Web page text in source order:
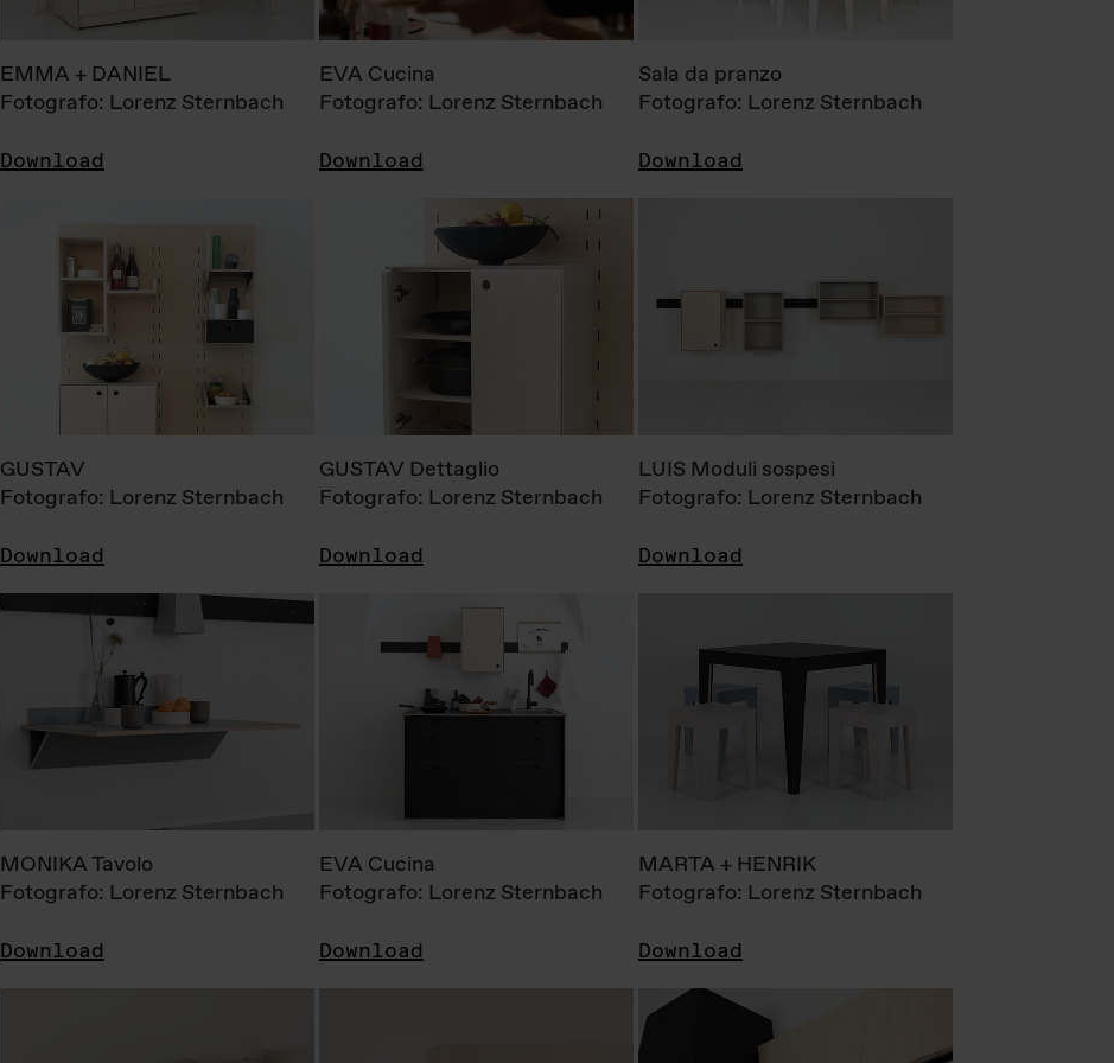
EMMA + DANIEL
Fotografo: Lorenz Sternbach
Download
EVA Cucina
Fotografo: Lorenz Sternbach
Download
Sala da pranzo
Fotografo: Lorenz Sternbach
Download
GUSTAV
Fotografo: Lorenz Sternbach
Download
GUSTAV Dettaglio
Fotografo: Lorenz Sternbach
Download
LUIS Moduli sospesi
Fotografo: Lorenz Sternbach
Download
MONIKA Tavolo
Fotografo: Lorenz Sternbach
Download
EVA Cucina
Fotografo: Lorenz Sternbach
Download
MARTA + HENRIK
Fotografo: Lorenz Sternbach
Download